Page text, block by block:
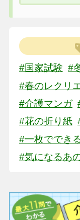
#国家試験 #
#春のレクリ
#介護マンガ
#花の折り紙
#一枚ででき
#気になるあ